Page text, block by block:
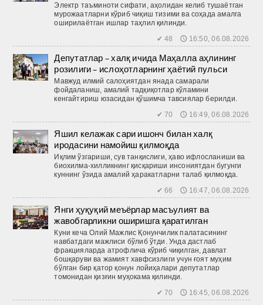
Электр таъминоти сифати, аҳолидан келиб тушаётган
мурожаатларни кўриб чиқиш тизими ва соҳада амалга
оширилаётган ишлар таҳлил қилинди.
✔ 48 🕔 16:50, 06.08.2026
Депутатлар – халқ ичида Маҳалла аҳлининг
розилиги – ислоҳотларнинг ҳаётий пульси
Мавжуд илмий салоҳиятдан янада самарали
фойдаланиш, амалий тадқиқотлар кўламини
кенгайтириш юзасидан қўшимча тавсиялар берилди.
✔ 70 🕔 16:49, 06.08.2026
Яшил келажак сари ишонч билан халқ
иродасини намойиш қилмоқда
Иқлим ўзгариши, сув танқислиги, ҳаво ифлосланиши ва
биохилма-хилликнинг қисқариши инсониятдан бугунги
куннинг ўзида амалий ҳаракатларни талаб қилмоқда.
✔ 66 🕔 16:47, 06.08.2026
Янги ҳуқуқий меъёрлар масъулият ва
жавобгарликни оширишга қаратилган
Куни кеча Олий Мажлис Қонунчилик палатасининг
навбатдаги мажлиси бўлиб ўтди. Унда дастлаб
фракцияларда атрофлича кўриб чиқилган, давлат
бошқаруви ва жамият хавфсизлиги учун ғоят муҳим
бўлган бир қатор қонун лойиҳалари депутатлар
томонидан қизғин муҳокама қилинди.
✔ 70 🕔 16:45, 06.08.2026